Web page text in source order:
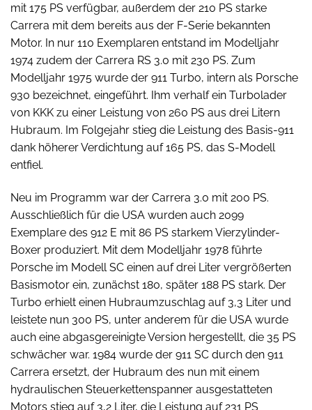
mit 175 PS verfügbar, außerdem der 210 PS starke
Carrera mit dem bereits aus der F-Serie bekannten
Motor. In nur 110 Exemplaren entstand im Modelljahr
1974 zudem der Carrera RS 3.0 mit 230 PS. Zum
Modelljahr 1975 wurde der 911 Turbo, intern als Porsche
930 bezeichnet, eingeführt. Ihm verhalf ein Turbolader
von KKK zu einer Leistung von 260 PS aus drei Litern
Hubraum. Im Folgejahr stieg die Leistung des Basis-911
dank höherer Verdichtung auf 165 PS, das S-Modell
entfiel.
Neu im Programm war der Carrera 3.0 mit 200 PS.
Ausschließlich für die USA wurden auch 2099
Exemplare des 912 E mit 86 PS starkem Vierzylinder-
Boxer produziert. Mit dem Modelljahr 1978 führte
Porsche im Modell SC einen auf drei Liter vergrößerten
Basismotor ein, zunächst 180, später 188 PS stark. Der
Turbo erhielt einen Hubraumzuschlag auf 3,3 Liter und
leistete nun 300 PS, unter anderem für die USA wurde
auch eine abgasgereinigte Version hergestellt, die 35 PS
schwächer war. 1984 wurde der 911 SC durch den 911
Carrera ersetzt, der Hubraum des nun mit einem
hydraulischen Steuerkettenspanner ausgestatteten
Motors stieg auf 3,2 Liter, die Leistung auf 231 PS